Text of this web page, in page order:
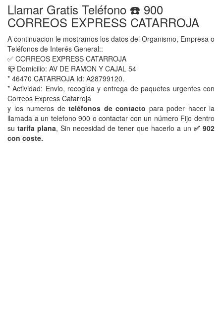
Llamar Gratis Teléfono ☎️ 900
CORREOS EXPRESS CATARROJA
A continuacion le mostramos los datos del Organismo, Empresa o
Teléfonos de Interés General::
✅ CORREOS EXPRESS CATARROJA
📪 Domicilio: AV DE RAMON Y CAJAL 54
* 46470 CATARROJA Id: A28799120.
* Actividad: Envio, recogida y entrega de paquetes urgentes con
Correos Express Catarroja
y los numeros de teléfonos de contacto para poder hacer la
llamada a un telefono 900 o contactar con un número Fijo dentro
su tarifa plana, Sin necesidad de tener que hacerlo a un ✅ 902
con coste.